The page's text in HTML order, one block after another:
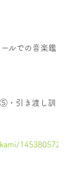
ルでの音楽鑑
・引き渡し訓